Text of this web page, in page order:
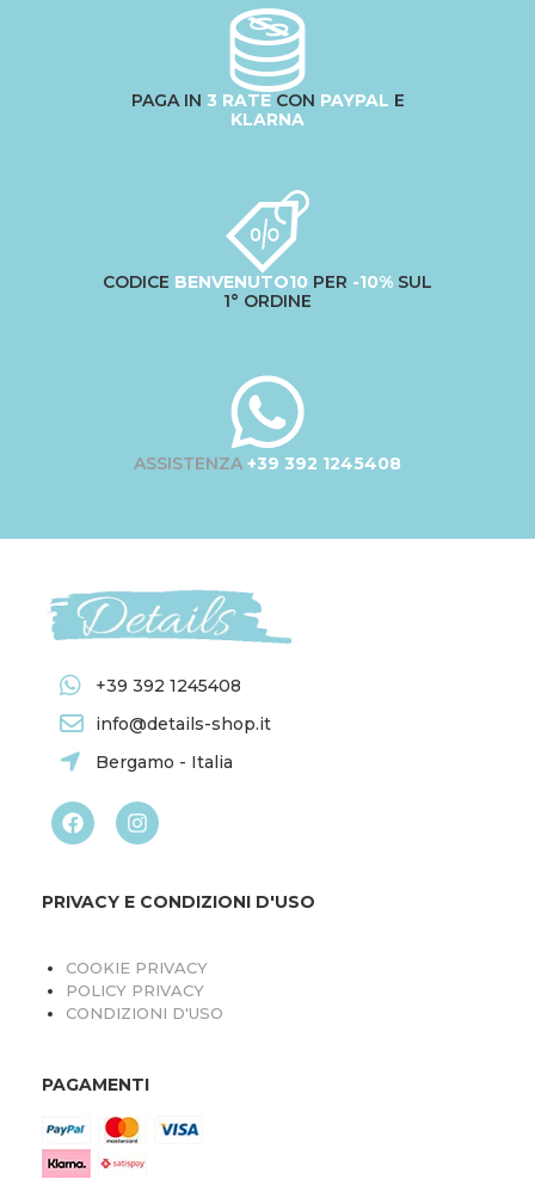
PAGA IN 3 RATECON PAYPAL E
KLARNA
CODICE BENVENUTO10 PER -10% SUL
1° ORDINE
ASSISTENZA +39 392 1245408
+39 392 1245408
info@details-shop.it
Bergamo - Italia
PRIVACY E CONDIZIONI D'USO
COOKIE PRIVACY
POLICY PRIVACY
CONDIZIONI D'USO
PAGAMENTI